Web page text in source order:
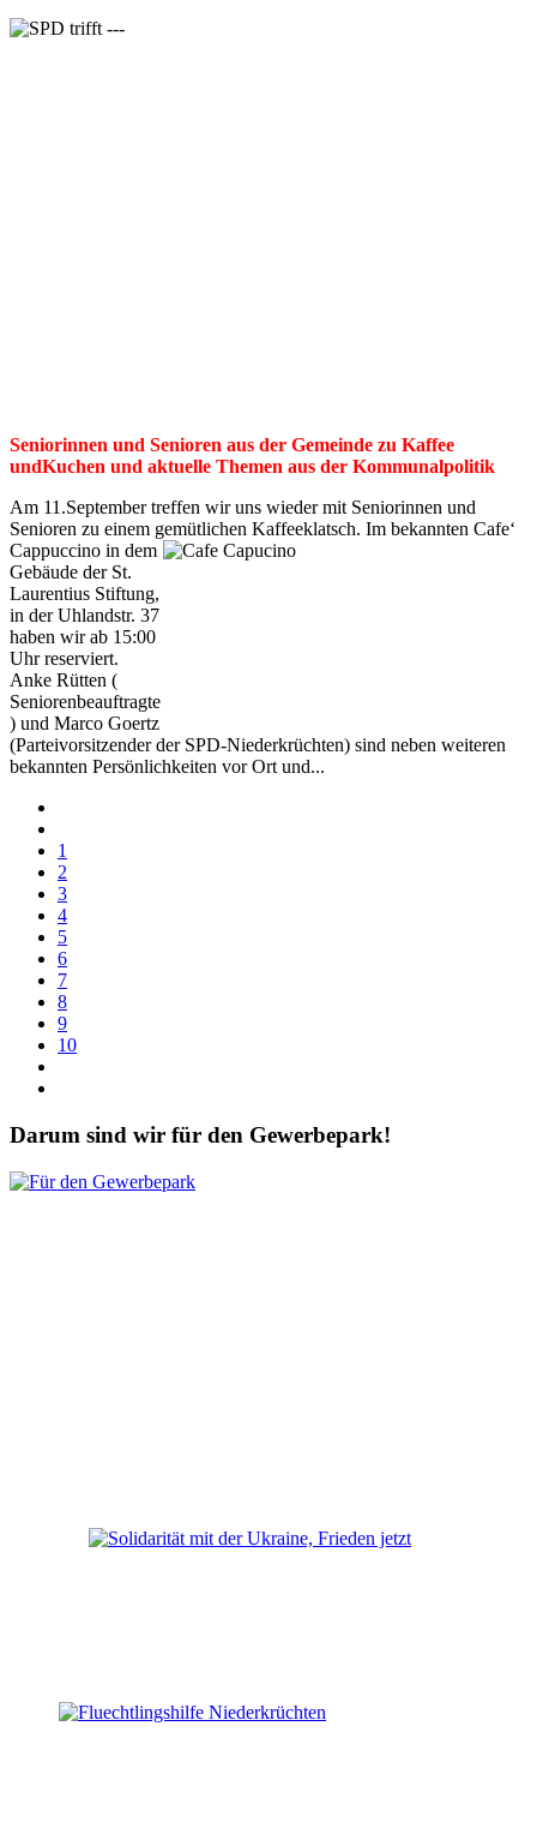
Seniorinnen und Senioren aus der Gemeinde zu Kaffee
undKuchen und aktuelle Themen aus der Kommunalpolitik
Am 11.September treffen wir uns wieder mit Seniorinnen und
Senioren zu einem gemütlichen Kaffeeklatsch. Im bekannten Cafe‘
Cappuccino in dem
Gebäude der St.
Laurentius Stiftung,
in der Uhlandstr. 37
haben wir ab 15:00
Uhr reserviert.
Anke Rütten (
Seniorenbeauftragte
) und Marco Goertz
(Parteivorsitzender der SPD-Niederkrüchten) sind neben weiteren
bekannten Persönlichkeiten vor Ort und...
1
2
3
4
5
6
7
8
9
10
Darum sind wir für den Gewerbepark!